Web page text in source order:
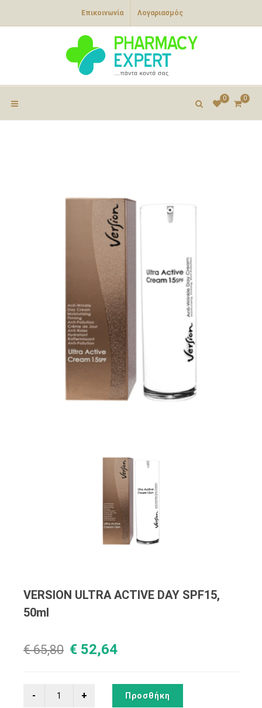
Επικοινωνία Λογαριασμός
0
0
VERSION ULTRA ACTIVE DAY SPF15,
50ml
€ 65,80 € 52,64
Προσθήκη